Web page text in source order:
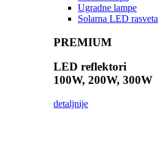
Ugradne lampe
Solarna LED rasveta
PREMIUM
LED reflektori
100W, 200W, 300W
detaljnije